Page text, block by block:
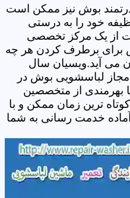
بوش نیز ممکن است
خود را به درستی
از یک مرکز تخصصی
برای برطرف کردن هر چه
می آید.ویسیان سال
لباسشویی بوش در
بهرمندی از متخصصین
ترین زمان ممکن و با
خدمت رسانی به شما